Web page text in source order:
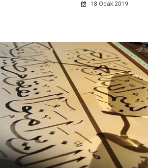
18 Ocak 2019